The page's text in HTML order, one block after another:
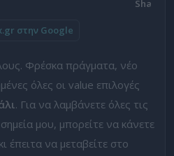
στην Google
Φρέσκα πράγματα, νέο
όλες οι value επιλογές
. Για να λαμβάνετε όλες τις
μου, μπορείτε να κάνετε
έπειτα να μεταβείτε στο